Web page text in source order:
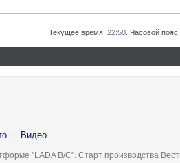
Текущее время: 22:50 . Часовой пояс
· Видео
"LADA B/C". Старт производства